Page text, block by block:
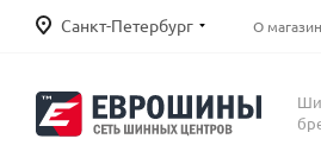
Санкт-Петербург О